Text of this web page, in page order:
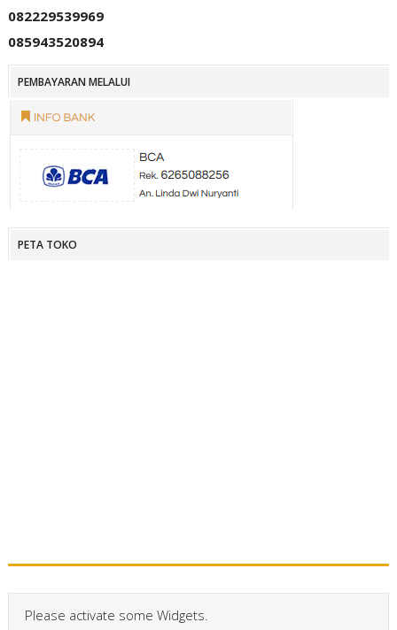
082229539969
085943520894
PEMBAYARAN MELALUI
PETA TOKO
Please activate some Widgets.